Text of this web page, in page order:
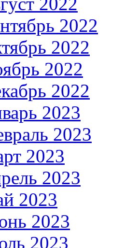
2022
2022
2022
2022
2023
2023
2023
2023
2023
2023
2023